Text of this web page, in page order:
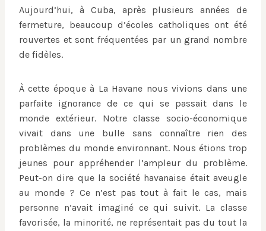
Aujourd’hui, à Cuba, après plusieurs années de
fermeture, beaucoup d’écoles catholiques ont été
rouvertes et sont fréquentées par un grand nombre
de fidèles.
À cette époque à La Havane nous vivions dans une
parfaite ignorance de ce qui se passait dans le
monde extérieur. Notre classe socio-économique
vivait dans une bulle sans connaître rien des
problèmes du monde environnant. Nous étions trop
jeunes pour appréhender l’ampleur du problème.
Peut-on dire que la société havanaise était aveugle
au monde ? Ce n’est pas tout à fait le cas, mais
personne n’avait imaginé ce qui suivit. La classe
favorisée, la minorité, ne représentait pas du tout la